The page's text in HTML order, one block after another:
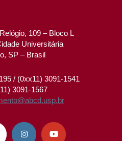
109 – Bloco L
Universitária
SP – Brasil
/ (0xx11) 3091-1541
3091-1567
 